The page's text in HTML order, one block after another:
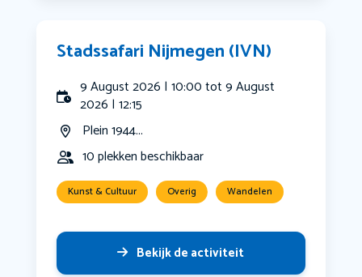
Stadssafari Nijmegen (IVN)
9 August 2026 | 10:00 tot 9 August
2026 | 12:15
Plein 1944...
10 plekken beschikbaar
Kunst & Cultuur Overig Wandelen
Bekijk de activiteit